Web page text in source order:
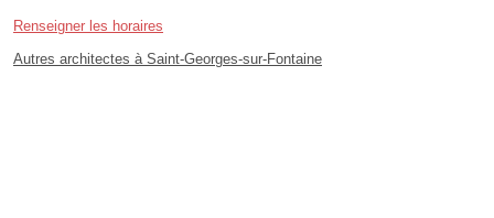
Renseigner les horaires
Autres architectes à Saint-Georges-sur-Fontaine